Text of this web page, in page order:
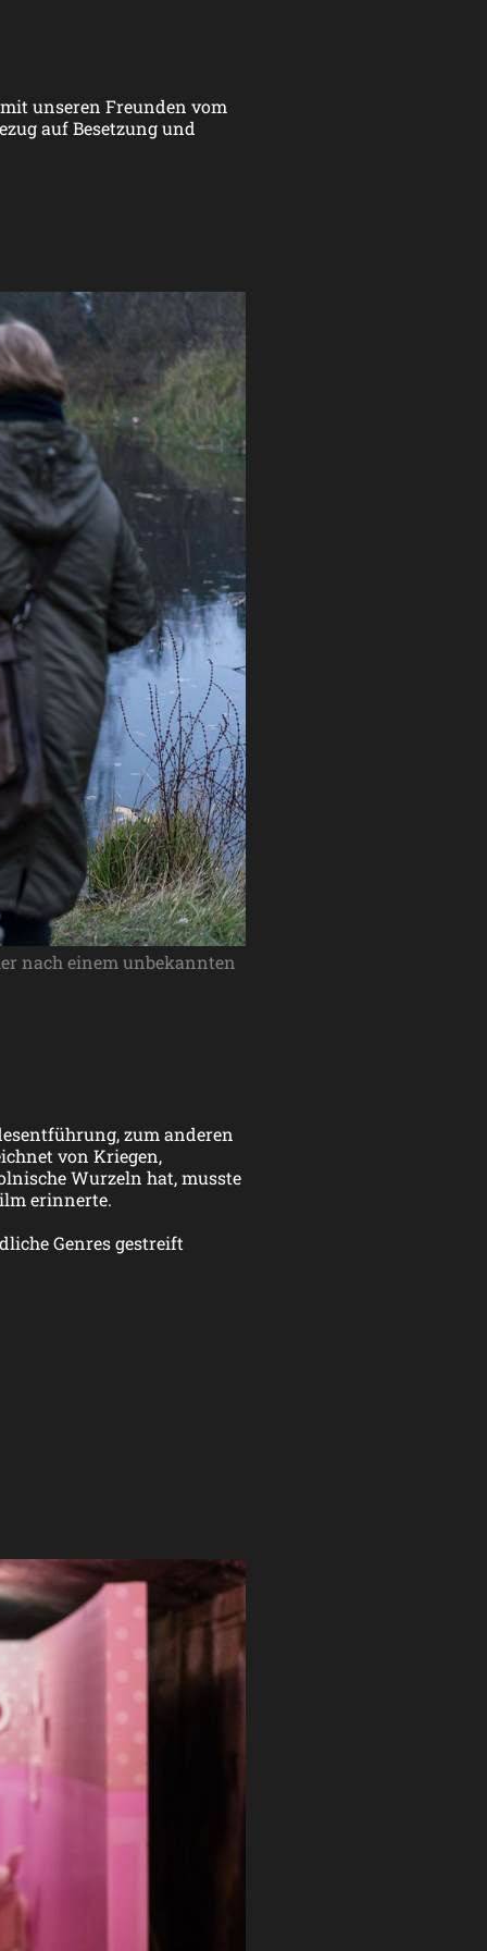
unseren Freunden vom
auf Besetzung und
nach einem unbekannten
zum anderen
von Kriegen,
Wurzeln hat, musste
erinnerte.
Genres gestreift